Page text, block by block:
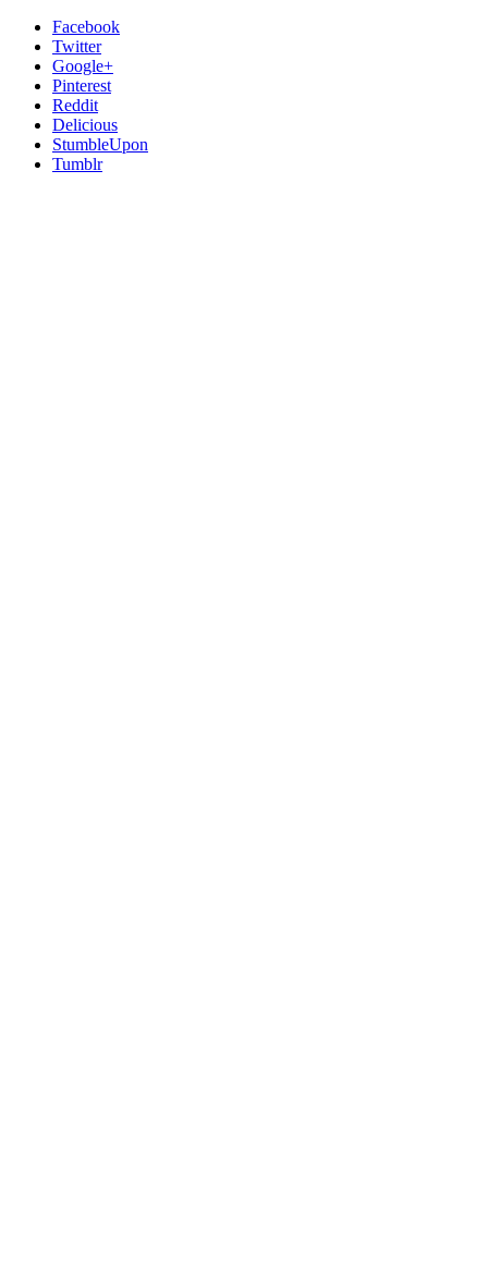
Facebook
Twitter
Google+
Pinterest
Reddit
Delicious
StumbleUpon
Tumblr